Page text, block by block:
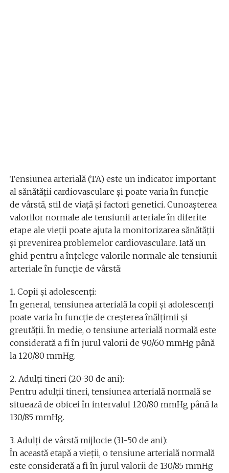
Tensiunea arterială (TA) este un indicator important
al sănătății cardiovasculare și poate varia în funcție
de vârstă, stil de viață și factori genetici. Cunoașterea
valorilor normale ale tensiunii arteriale în diferite
etape ale vieții poate ajuta la monitorizarea sănătății
și prevenirea problemelor cardiovasculare. Iată un
ghid pentru a înțelege valorile normale ale tensiunii
arteriale în funcție de vârstă:
1. Copii și adolescenți:
În general, tensiunea arterială la copii și adolescenți
poate varia în funcție de creșterea înălțimii și
greutății. În medie, o tensiune arterială normală este
considerată a fi în jurul valorii de 90/60 mmHg până
la 120/80 mmHg.
2. Adulți tineri (20-30 de ani):
Pentru adulții tineri, tensiunea arterială normală se
situează de obicei în intervalul 120/80 mmHg până la
130/85 mmHg.
3. Adulți de vârstă mijlocie (31-50 de ani):
În această etapă a vieții, o tensiune arterială normală
este considerată a fi în jurul valorii de 130/85 mmHg